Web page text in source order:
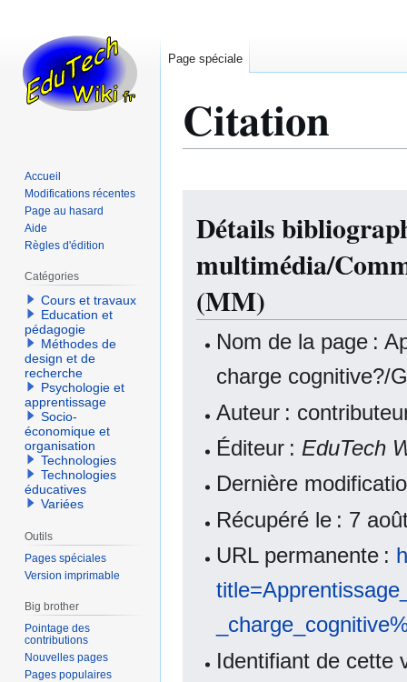
Citation
navigation
recherche
Détails
multimédia/
(MM)
Nom de la page :
charge cognitive?/
Auteur :
Éditeur : EduTech
Dernière
Récupéré le : 7
URL permanente :
Identifiant de cette
Page spéciale
Accueil
Modifications récentes
Page au hasard
Aide
Règles d'édition
Catégories
Cours et travaux
Education et
pédagogie
Méthodes de
design et de
recherche
Psychologie et
apprentissage
Socio-
économique et
organisation
Technologies
Technologies
éducatives
Variées
Outils
Pages spéciales
Version imprimable
Big brother
Pointage des
contributions
Nouvelles pages
Pages populaires